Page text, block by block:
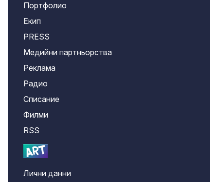
Портфолио
Екип
PRESS
Медийни партньорства
Реклама
Радио
Списание
Филми
RSS
Лични данни